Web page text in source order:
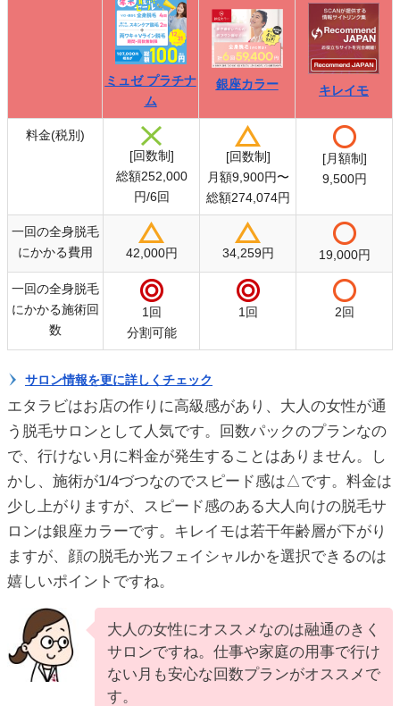
ミュゼ プラチナ
ム
銀座カラー キレイモ
ミュゼ プラチナ
ム
銀座カラー
料金(税別)
[回数制]
総額252,000
円/6回
[回数制]
月額9,900円〜
総額274,074円
[月額制]
9,500円
一回の全身脱毛
にかかる費用
42,000円 34,259円 19,000円
一回の全身脱毛
にかかる施術回
数
1回
分割可能
1回 2回
サロン情報を更に詳しくチェック
エタラビはお店の作りに高級感があり、大人の女性が通
う脱毛サロンとして人気です。回数パックのプランなの
で、行けない月に料金が発生することはありません。し
かし、施術が1/4づつなのでスピード感は△です。料金は
少し上がりますが、スピード感のある大人向けの脱毛サ
ロンは銀座カラーです。キレイモは若干年齢層が下がり
ますが、顔の脱毛か光フェイシャルかを選択できるのは
嬉しいポイントですね。
大人の女性にオススメなのは融通のきく
サロンですね。仕事や家庭の用事で行け
ない月も安心な回数プランがオススメで
す。